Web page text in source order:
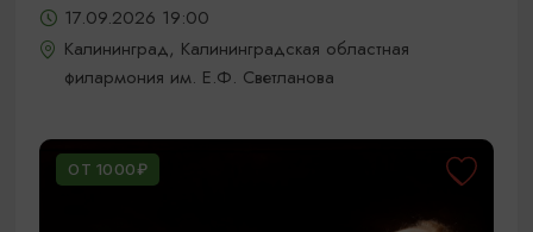
17.09.2026 19:00
Калининград, Калининградская областная
филармония им. Е.Ф. Светланова
ОТ 1000₽